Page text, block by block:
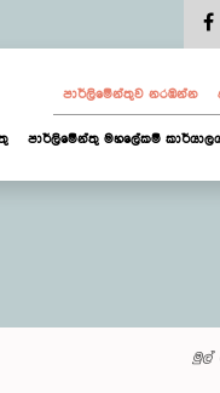
පාර්ලි‌මේන්තුව නරඹන්න
පාර්ලිමේන්තු මහලේකම්
මුල්